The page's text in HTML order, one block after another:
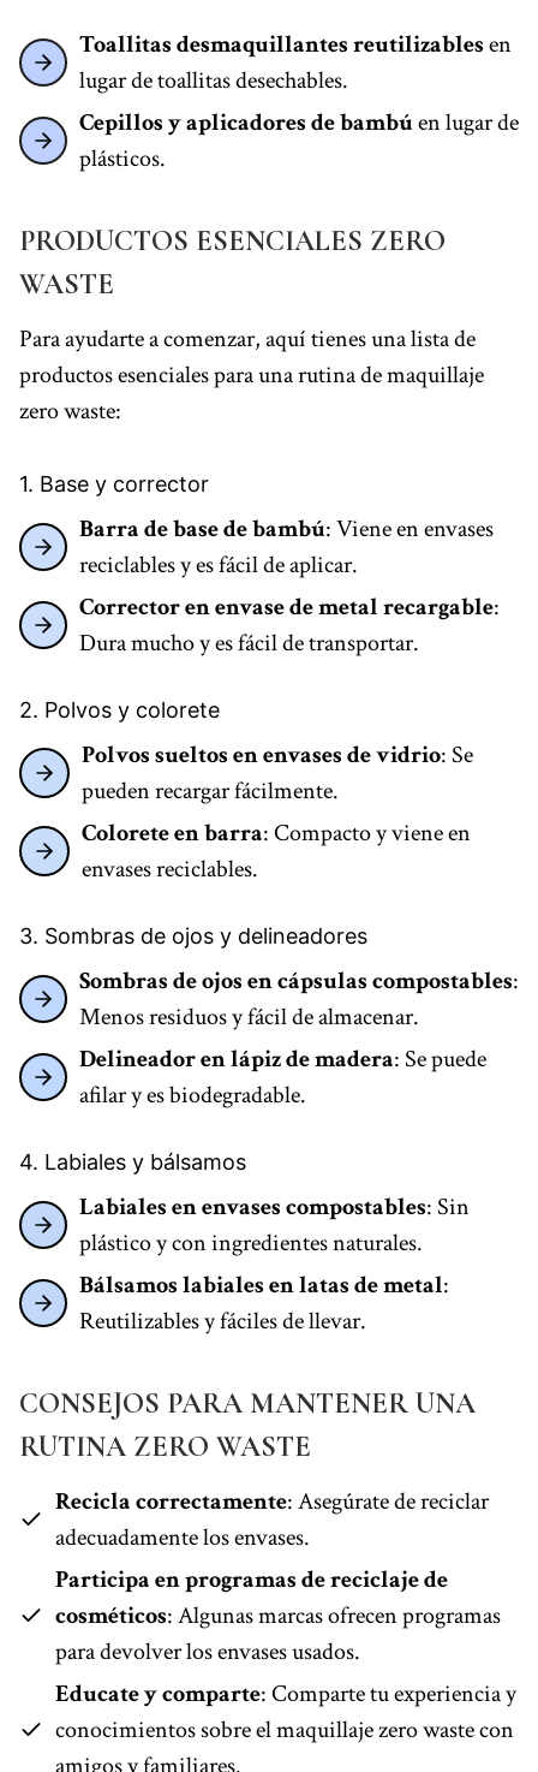
Toallitas desmaquillantes reutilizablesen
lugar de toallitas desechables.
Cepillos y aplicadores de bambúen lugar de
plásticos.
PRODUCTOS ESENCIALES ZERO
WASTE
Para ayudarte a comenzar, aquí tienes una lista de
productos esenciales para una rutina de maquillaje
zero waste:
1. Base y corrector
Barra de base de bambú: Viene en envases
reciclables y es fácil de aplicar.
Corrector en envase de metal recargable:
Dura mucho y es fácil de transportar.
2. Polvos y colorete
Polvos sueltos en envases de vidrio: Se
pueden recargar fácilmente.
Colorete en barra: Compacto y viene en
envases reciclables.
3. Sombras de ojos y delineadores
Sombras de ojos en cápsulas compostables:
Menos residuos y fácil de almacenar.
Delineador en lápiz de madera: Se puede
afilar y es biodegradable.
4. Labiales y bálsamos
Labiales en envases compostables: Sin
plástico y con ingredientes naturales.
Bálsamos labiales en latas de metal:
Reutilizables y fáciles de llevar.
CONSEJOS PARA MANTENER UNA
RUTINA ZERO WASTE
Recicla correctamente: Asegúrate de reciclar
adecuadamente los envases.
Participa en programas de reciclaje de
cosméticos: Algunas marcas ofrecen programas
para devolver los envases usados.
Educate y comparte: Comparte tu experiencia y
conocimientos sobre el maquillaje zero waste con